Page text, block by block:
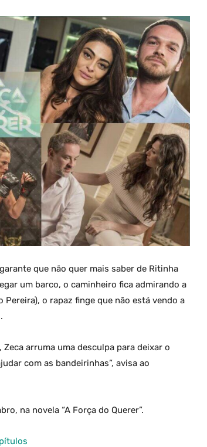
que não quer mais saber de Ritinha
um barco, o caminheiro fica admirando a
o rapaz finge que não está vendo a
Zeca arruma uma desculpa para deixar o
com as bandeirinhas”, avisa ao
na novela “A Força do Querer”.